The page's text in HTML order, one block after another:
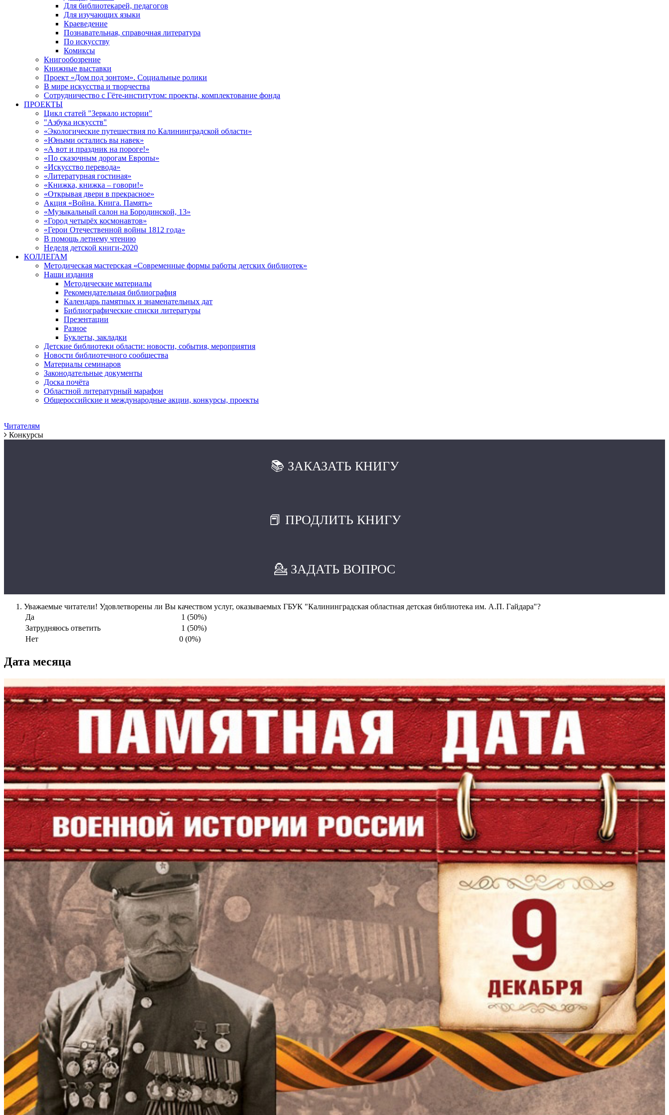
Для библиотекарей, педагогов
Для изучающих языки
Краеведение
Познавательная, справочная литература
По искусству
Комиксы
Книгообозрение
Книжные выставки
Проект «Дом под зонтом». Социальные ролики
В мире искусства и творчества
Сотрудничество с Гёте-институтом: проекты, комплектование фонда
ПРОЕКТЫ
Цикл статей "Зеркало истории"
"Азбука искусств"
«Экологические путешествия по Калининградской области»
«Юными остались вы навек»
«А вот и праздник на пороге!»
«По сказочным дорогам Европы»
«Искусство перевода»
«Литературная гостиная»
«Книжка, книжка – говори!»
«Открывая двери в прекрасное»
Акция «Война. Книга. Память»
«Музыкальный салон на Бородинской, 13»
«Город четырёх космонавтов»
«Герои Отечественной войны 1812 года»
В помощь летнему чтению
Неделя детской книги-2020
КОЛЛЕГАМ
Методическая мастерская «Современные формы работы детских библиотек»
Наши издания
Методические материалы
Рекомендательная библиография
Календарь памятных и знаменательных дат
Библиографические списки литературы
Презентации
Разное
Буклеты, закладки
Детские библиотеки области: новости, события, мероприятия
Новости библиотечного сообщества
Материалы семинаров
Законодательные документы
Доска почёта
Областной литературный марафон
Общероссийские и международные акции, конкурсы, проекты
Читателям
Конкурсы
📚 ЗАКАЗАТЬ КНИГУ
📕 ПРОДЛИТЬ КНИГУ
💁 ЗАДАТЬ ВОПРОС
Уважаемые читатели! Удовлетворены ли Вы качеством услуг, оказываемых ГБУК "Калининградская областная детская библиотека им. А.П. Гайдара"?
Да
1 (50%)
Затрудняюсь ответить
1 (50%)
Нет
0 (0%)
Дата месяца